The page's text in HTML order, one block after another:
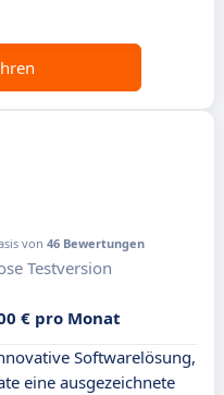
von 46 Bewertungen
Testversion
€ pro Monat
Softwarelösung,
eine ausgezeichnete